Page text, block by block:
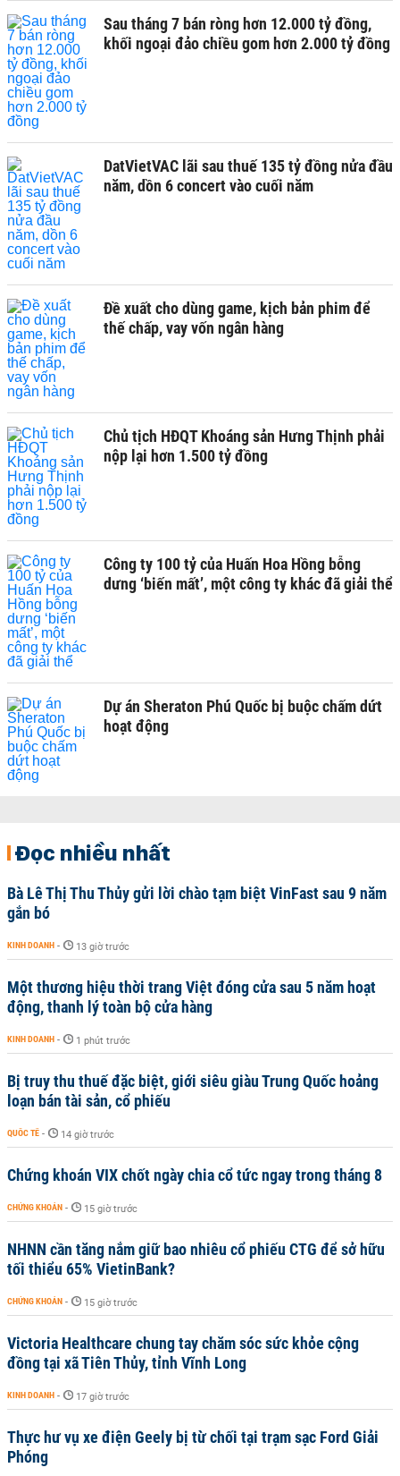
Sau tháng 7 bán ròng hơn 12.000 tỷ đồng,
khối ngoại đảo chiều gom hơn 2.000 tỷ đồng
DatVietVAC lãi sau thuế 135 tỷ đồng nửa đầu
năm, dồn 6 concert vào cuối năm
Đề xuất cho dùng game, kịch bản phim để
thế chấp, vay vốn ngân hàng
Chủ tịch HĐQT Khoáng sản Hưng Thịnh phải
nộp lại hơn 1.500 tỷ đồng
Công ty 100 tỷ của Huấn Hoa Hồng bỗng
dưng ‘biến mất’, một công ty khác đã giải thể
Dự án Sheraton Phú Quốc bị buộc chấm dứt
hoạt động
Đọc nhiều nhất
Bà Lê Thị Thu Thủy gửi lời chào tạm biệt VinFast sau 9 năm
gắn bó
KINH DOANH - 13 giờ trước
Một thương hiệu thời trang Việt đóng cửa sau 5 năm hoạt
động, thanh lý toàn bộ cửa hàng
KINH DOANH - 1 phút trước
Bị truy thu thuế đặc biệt, giới siêu giàu Trung Quốc hoảng
loạn bán tài sản, cổ phiếu
QUỐC TẾ - 14 giờ trước
Chứng khoán VIX chốt ngày chia cổ tức ngay trong tháng 8
CHỨNG KHOÁN - 15 giờ trước
NHNN cần tăng nắm giữ bao nhiêu cổ phiếu CTG để sở hữu
tối thiểu 65% VietinBank?
CHỨNG KHOÁN - 15 giờ trước
Victoria Healthcare chung tay chăm sóc sức khỏe cộng
đồng tại xã Tiên Thủy, tỉnh Vĩnh Long
KINH DOANH - 17 giờ trước
Thực hư vụ xe điện Geely bị từ chối tại trạm sạc Ford Giải
Phóng